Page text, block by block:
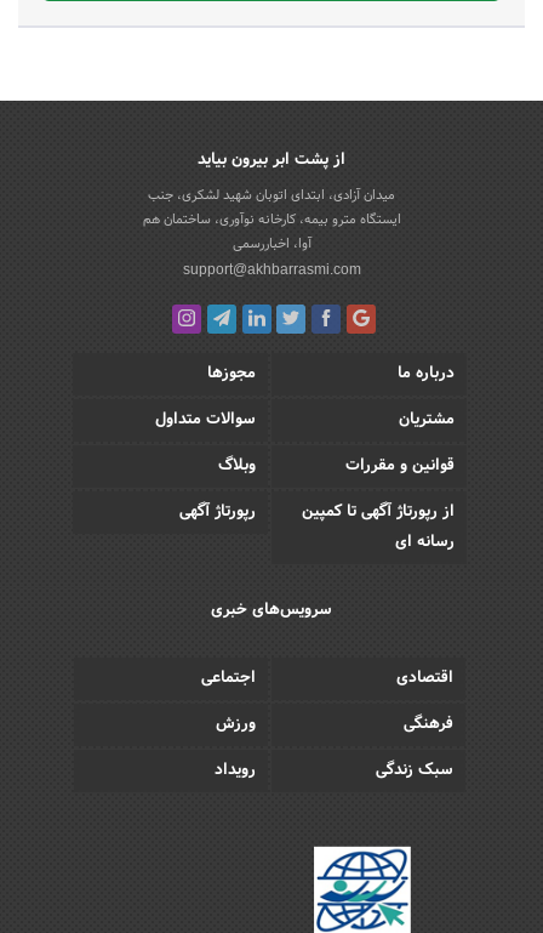
از پشت ابر بیرون بیاید
میدان آزادی، ابتدای اتوبان شهید لشکری، جنب
ایستگاه مترو بیمه، کارخانه نوآوری، ساختمان هم
آوا، اخباررسمی
support@akhbarrasmi.com
درباره ما
مجوزها
مشتریان
سوالات متداول
قوانین و مقررات
وبلاگ
از رپورتاژ آگهی تا کمپین
رسانه ای
رپورتاژ آگهی
سرویس‌های خبری
اقتصادی
اجتماعی
فرهنگی
ورزش
سبک زندگی
رویداد